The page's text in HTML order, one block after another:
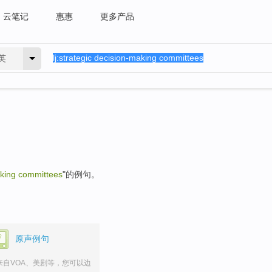
云笔记 惠惠 更多产品
committees"的例句。
原声例句
自VOA、美剧等，您可以边